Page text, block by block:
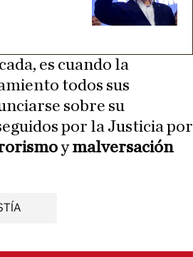
es cuando la
todos sus
sobre su
por la Justicia por
ymalversación